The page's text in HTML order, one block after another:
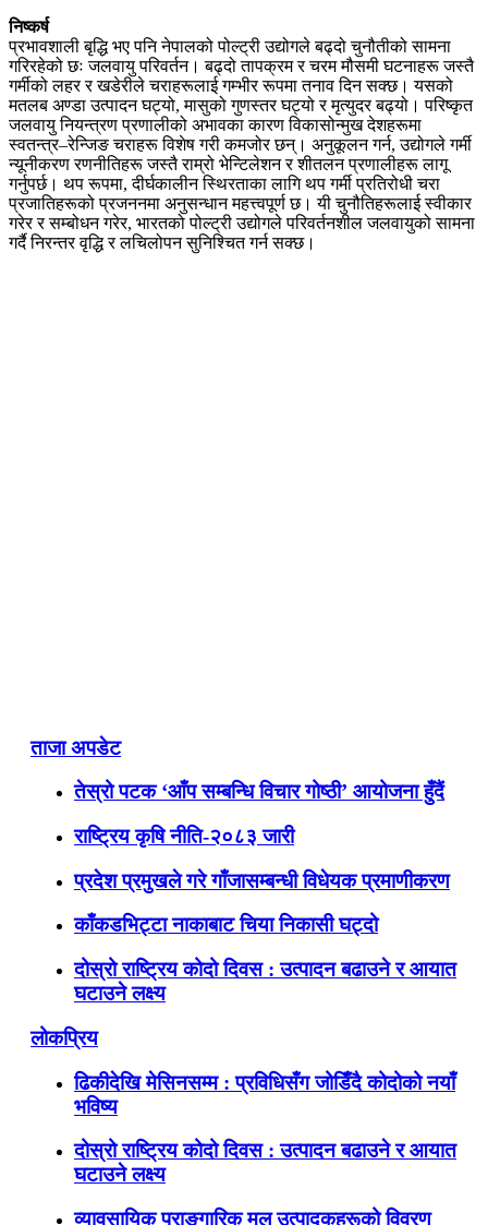
निष्कर्ष
प्रभावशाली बृद्धि भए पनि नेपालको पोल्ट्री उद्योगले बढ्दो चुनौतीको सामना
गरिरहेको छः जलवायु परिवर्तन। बढ्दो तापक्रम र चरम मौसमी घटनाहरू जस्तै
गर्मीको लहर र खडेरीले चराहरूलाई गम्भीर रूपमा तनाव दिन सक्छ। यसको
मतलब अण्डा उत्पादन घट्यो, मासुको गुणस्तर घट्यो र मृत्युदर बढ्यो। परिष्कृत
जलवायु नियन्त्रण प्रणालीको अभावका कारण विकासोन्मुख देशहरूमा
स्वतन्त्र–रेन्जिङ चराहरू विशेष गरी कमजोर छन्। अनुकूलन गर्न, उद्योगले गर्मी
न्यूनीकरण रणनीतिहरू जस्तै राम्रो भेन्टिलेशन र शीतलन प्रणालीहरू लागू
गर्नुपर्छ। थप रूपमा, दीर्घकालीन स्थिरताका लागि थप गर्मी प्रतिरोधी चरा
प्रजातिहरूको प्रजननमा अनुसन्धान महत्त्वपूर्ण छ। यी चुनौतिहरूलाई स्वीकार
गरेर र सम्बोधन गरेर, भारतको पोल्ट्री उद्योगले परिवर्तनशील जलवायुको सामना
गर्दै निरन्तर वृद्धि र लचिलोपन सुनिश्चित गर्न सक्छ।
ताजा अपडेट
तेस्रो पटक ‘आँप सम्बन्धि विचार गोष्ठी’ आयोजना हुँदैं
राष्ट्रिय कृषि नीति-२०८३ जारी
प्रदेश प्रमुखले गरे गाँजासम्बन्धी विधेयक प्रमाणीकरण
काँकडभिट्टा नाकाबाट चिया निकासी घट्दो
दोस्रो राष्ट्रिय कोदो दिवस : उत्पादन बढाउने र आयात
घटाउने लक्ष्य
लोकप्रिय
ढिकीदेखि मेसिनसम्म : प्रविधिसँग जोडिँदै कोदोको नयाँ
भविष्य
दोस्रो राष्ट्रिय कोदो दिवस : उत्पादन बढाउने र आयात
घटाउने लक्ष्य
व्यावसायिक प्राङ्गारिक मल उत्पादकहरूको विवरण